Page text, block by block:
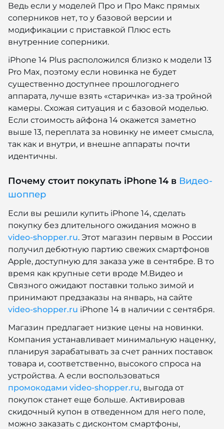
Ведь если у моделей Про и Про Макс прямых
соперников нет, то у базовой версии и
модификации с приставкой Плюс есть
внутренние соперники.
iPhone 14 Plus расположился близко к модели 13
Pro Max, поэтому если новинка не будет
существенно доступнее прошлогоднего
аппарата, лучше взять «старичка» из-за тройной
камеры. Схожая ситуация и с базовой моделью.
Если стоимость айфона 14 окажется заметно
выше 13, переплата за новинку не имеет смысла,
так как и внутри, и внешне аппараты почти
идентичны.
Почему стоит покупать iPhone 14 в Видео-
шоппер
Если вы решили купить iPhone 14, сделать
покупку без длительного ожидания можно в
video-shopper.ru. Этот магазин первым в России
получил дебютную партию свежих смартфонов
Apple, доступную для заказа уже в сентябре. В то
время как крупные сети вроде М.Видео и
Связного ожидают поставки только зимой и
принимают предзаказы на январь, на сайте
video-shopper.ru iPhone 14 в наличии с сентября.
Магазин предлагает низкие цены на новинки.
Компания устанавливает минимальную наценку,
планируя зарабатывать за счет ранних поставок
товара и, соответственно, высокого спроса на
устройства. А если воспользоваться
промокодами video-shopper.ru, выгода от
покупок станет еще больше. Активировав
скидочный купон в отведенном для него поле,
можно заказать с дисконтом смартфоны,